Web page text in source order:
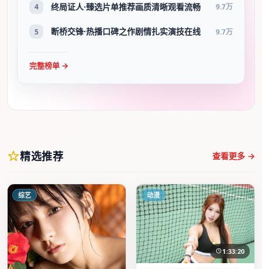
4 终局证人·臻选片单推荐画质清晰观看流畅 9.7万
5 断桥交锋·热播口碑之作剧情扎实演技在线 9.7万
完整榜单 →
精选推荐 查看更多 →
综艺 动漫
1:33:20